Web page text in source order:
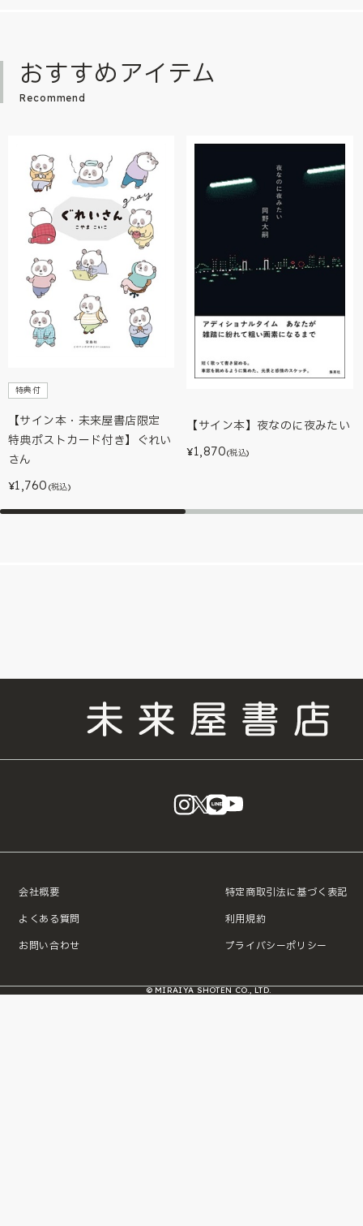
おすすめアイテム
Recommend
特典付
【サイン本・未来屋書店限定
特典ポストカード付き】ぐれい
さん
¥1,760 (税込)
【サイン本】夜なのに夜みたい
¥1,870(税込)
instagram
X LINE
会社概要
よくある質問
お問い合わせ
特定商取引法に基づく表記
利用規約
プライバシーポリシー
© MIRAIYA SHOTEN CO., LTD.